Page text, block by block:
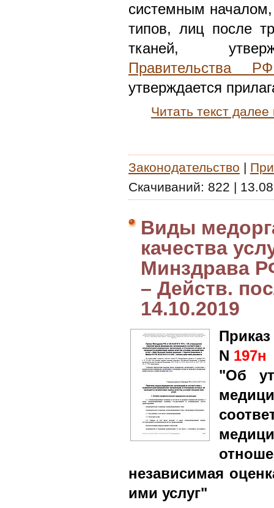
системным
типов, лиц после
тканей,
Правительства
утверждается
Читать текст
Законодательство |
Скачиваний: 822 |
Виды
качества
Минздрава
– Действ.
14.10.2019
N 197н
"Об
независимая
ими услуг"